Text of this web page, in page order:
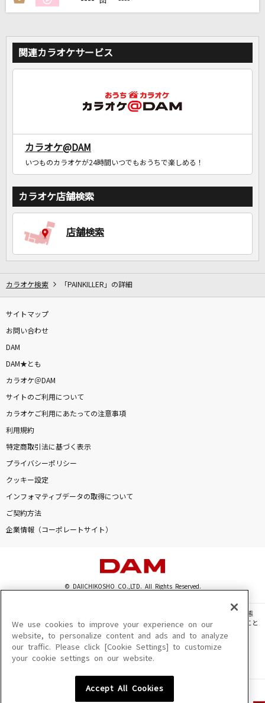
関連カラオケサービス
カラオケ@DAM
いつものカラオケが24時間いつでもおうちで楽しめる！
カラオケ店舗検索
店舗検索
カラオケ検索 「PAINKILLER」の詳細
サイトマップ
お問い合わせ
DAM
DAM★とも
カラオケ＠DAM
サイトのご利用について
カラオケご利用にあたっての注意事項
利用規約
特定商取引法に基づく表示
プライバシーポリシー
クッキー設定
インフォマティブデータの取得について
ご契約方法
企業情報（コーポレートサイト）
© DAIICHIKOSHO CO.,LTD. All Rights Reserved.
このサイトに掲載されている一切の文章・画像・写真・動画・音声等を、手段や形態
を問わず、著作権法の定める範囲を超えて無断で複製、転載、ファイル化などすること
を禁じます。
楽曲及びコンテンツは、機種によりご利用いただけない場合があります。
楽曲及びコンテンツの配信日、配信内容が変更になる場合があります。
We use cookies to improve your experience on our
website, to personalize content and ads and to analyze
our traffic. Please click [Cookie Settings] to customize
your cookie settings on our website.
Accept All Cookies